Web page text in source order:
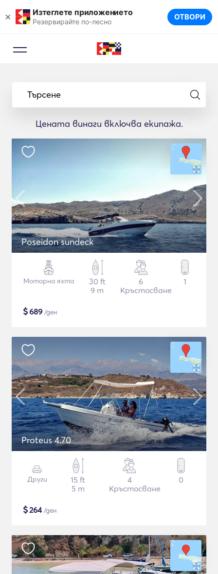
× Изтеглете приложението
Резервирайте по-лесно ОТВОРИ
Търсене
Цената винаги включва екипажа.
Poseidon sundeck
Моторна яхта
30 ft
9 m
6
Кръстосване
1
$689 /ден
Proteus 4.70
Други
15 ft
5 m
4
Кръстосване
0
$264/ден